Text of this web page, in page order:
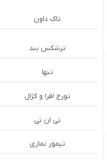
تاک داون
ترشكس بند
تنها
تورج افرا و کژال
تی ان تی
تیمور نمازی